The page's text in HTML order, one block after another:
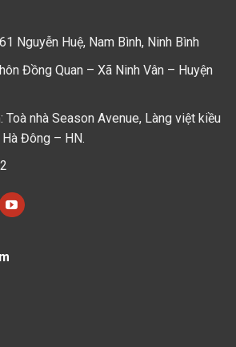
Nguyễn Huệ, Nam Bình, Ninh Bình
Đồng Quan – Xã Ninh Vân – Huyện
nhà Season Avenue, Làng việt kiều
Đông – HN.